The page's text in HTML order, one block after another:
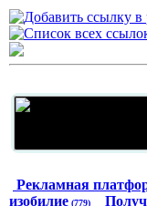
Рекламная
изобилие (779)